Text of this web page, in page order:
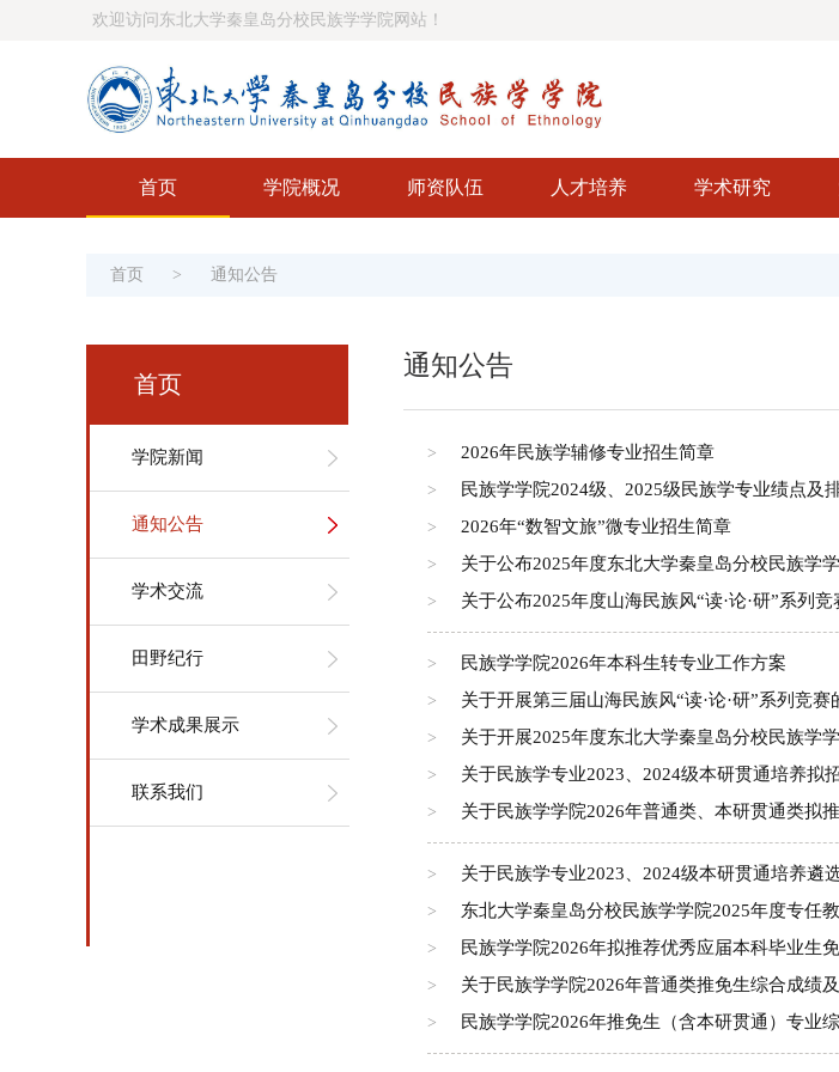
欢迎访问东北大学秦皇岛分校民族学学院网站！
首页 学院概况 师资队伍 人才培养 学术研究
首页 > 通知公告
首页
学院新闻
通知公告
学术交流
田野纪行
学术成果展示
联系我们
通知公告
> 2026年民族学辅修专业招生简章
> 民族学学院2024级、2025级民族学专业绩点及
> 2026年“数智文旅”微专业招生简章
> 关于公布2025年度东北大学秦皇岛分校民族学
> 关于公布2025年度山海民族风“读·论·研”系列
> 民族学学院2026年本科生转专业工作方案
> 关于开展第三届山海民族风“读·论·研”系列竞赛
> 关于开展2025年度东北大学秦皇岛分校民族学
> 关于民族学专业2023、2024级本研贯通培养拟
> 关于民族学学院2026年普通类、本研贯通类拟
> 关于民族学专业2023、2024级本研贯通培养遴
> 东北大学秦皇岛分校民族学学院2025年度专任
> 民族学学院2026年拟推荐优秀应届本科毕业生
> 关于民族学学院2026年普通类推免生综合成绩
> 民族学学院2026年推免生（含本研贯通）专业